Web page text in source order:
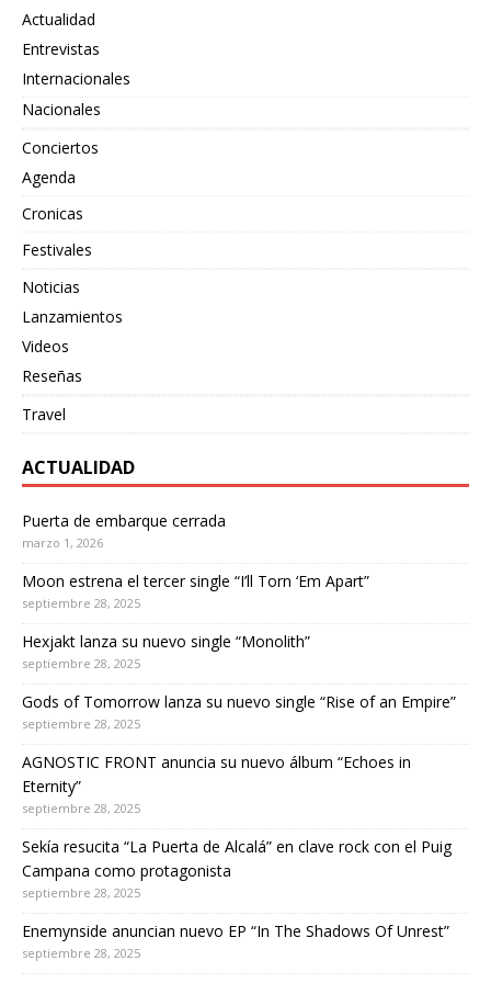
Actualidad
Entrevistas
Internacionales
Nacionales
Conciertos
Agenda
Cronicas
Festivales
Noticias
Lanzamientos
Videos
Reseñas
Travel
ACTUALIDAD
Puerta de embarque cerrada
marzo 1, 2026
Moon estrena el tercer single “I’ll Torn ‘Em Apart”
septiembre 28, 2025
Hexjakt lanza su nuevo single “Monolith”
septiembre 28, 2025
Gods of Tomorrow lanza su nuevo single “Rise of an Empire”
septiembre 28, 2025
AGNOSTIC FRONT anuncia su nuevo álbum “Echoes in
Eternity”
septiembre 28, 2025
Sekía resucita “La Puerta de Alcalá” en clave rock con el Puig
Campana como protagonista
septiembre 28, 2025
Enemynside anuncian nuevo EP “In The Shadows Of Unrest”
septiembre 28, 2025